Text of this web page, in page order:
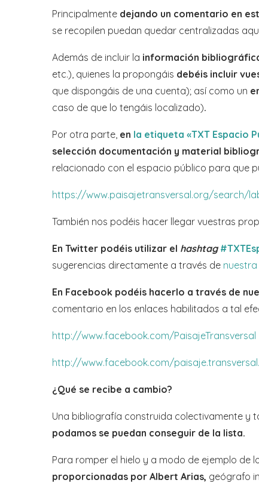
Principalmente dejando un comentario en
se recopilen puedan quedar centralizadas
Además de incluir la información
etc.), quienes la propongáis debéis incluir
que dispongáis de una cuenta); así como un
caso de que lo tengáis localizado).
Por otra parte, en la etiqueta «TXT Espacio
selección documentación y material
relacionado con el espacio público para que
https://www.paisajetransversal.org/search/
También nos podéis hacer llegar vuestras
En Twitter podéis utilizar el hashtag
sugerencias directamente a través de
En Facebook podéis hacerlo a través de
comentario en los enlaces habilitados a tal
http://www.facebook.com/PaisajeTransversal
http://www.facebook.com/
¿Qué se recibe a cambio?
Una bibliografía construida colectivamente y
podamos se puedan conseguir de la lista.
Para romper el hielo y a modo de ejemplo de
proporcionadas por Albert Arias, geógrafo